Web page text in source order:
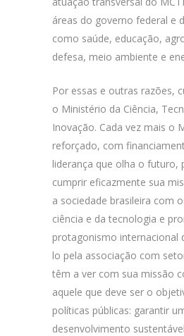
áreas do governo federal e
como saúde, educação,
defesa, meio ambiente e
Por essas e outras razões,
o Ministério da Ciência,
Inovação. Cada vez mais o
reforçado, com
liderança que olha o futuro,
cumprir eficazmente sua
a sociedade brasileira com
ciência e da tecnologia e
protagonismo internacional
lo pela associação com
têm a ver com sua missão
aquele que deve ser o
políticas públicas: garantir
desenvolvimento